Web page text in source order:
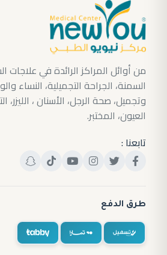
من أوائل المراكز الرائدة في علاجات
السمنة، الجراحة التجميلية، النساء
وتجميل، صحة الرجل، الأسنان ، الليزر،
العيون، المختبر.
تابعنا :
طرق الدفع